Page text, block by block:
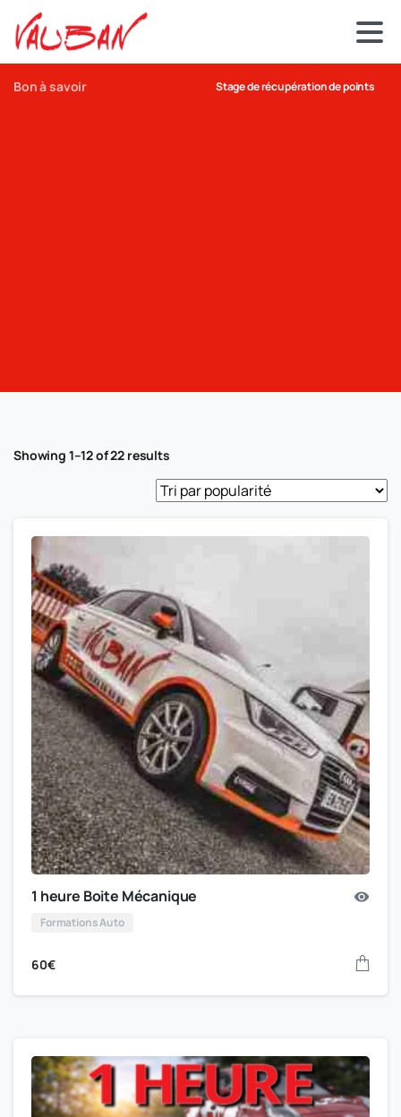
Bon à savoir Stage de récupération de points
Showing 1–12 of 22 results
1 heure Boite Mécanique
Formations Auto
60€